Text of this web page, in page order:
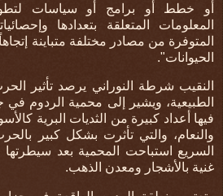
أو خطط أو برامج أو سياسات
المعلومات المتعلقة بتعدادها
المتوفرة من مصادر مختلفة متباينة
الحيوانات".
النقيب شرطة النوراني يرصد تأثير
الطبيعية، ويشير إلى محمية الردوم في
فيها أعداد كبيرة من الثديات البرية
والنعام، والتي تأثرت بشكل كبير
السريع استباحت المحمية بعد
غنية بالأشجار ومعدن الذهب.